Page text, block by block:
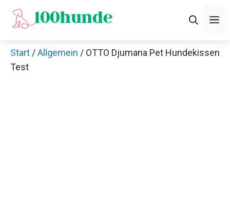
Zum
Inhalt
Start /Allgemein / OTTO Djumana Pet Hundekissen
Test